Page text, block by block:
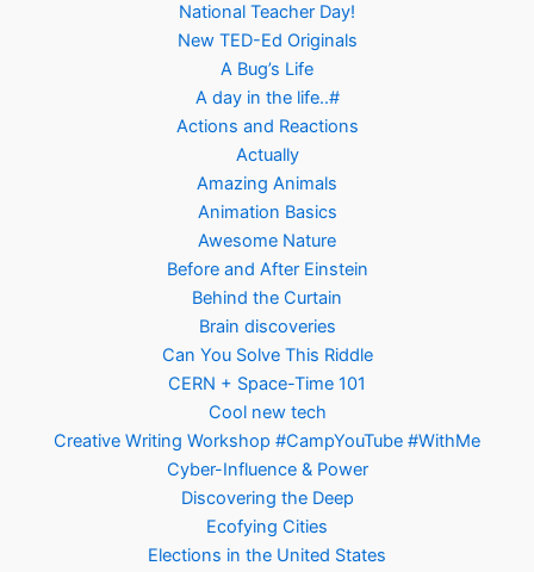
National Teacher Day!
New TED-Ed Originals
A Bug’s Life
A day in the life..#
Actions and Reactions
Actually
Amazing Animals
Animation Basics
Awesome Nature
Before and After Einstein
Behind the Curtain
Brain discoveries
Can You Solve This Riddle
CERN + Space-Time 101
Cool new tech
Creative Writing Workshop #CampYouTube #WithMe
Cyber-Influence & Power
Discovering the Deep
Ecofying Cities
Elections in the United States